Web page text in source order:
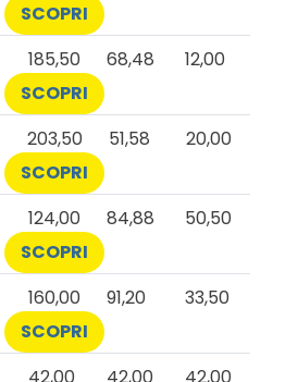
SCOPRI
185,50 68,48
12,00
SCOPRI
203,50 51,58
20,00
SCOPRI
124,00 84,88
50,50
SCOPRI
160,00 91,20
33,50
SCOPRI